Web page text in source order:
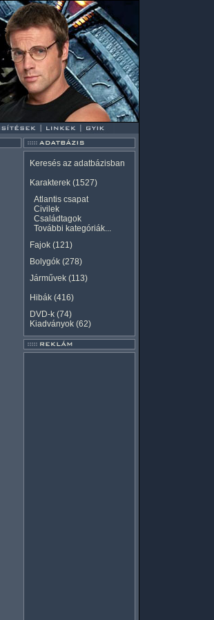
Keresés az adatbázisban
Karakterek (1527)
Atlantis csapat
Civilek
Családtagok
További kategóriák...
Fajok (121)
Bolygók (278)
Járművek (113)
Hibák (416)
DVD-k (74)
Kiadványok (62)